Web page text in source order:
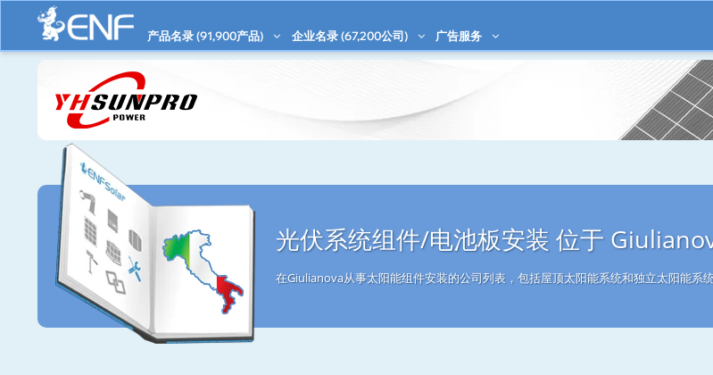
产品名录 (91,900产品) 企业名录 (67,200公司) 广告服务
光伏系统组件/电池板安装 位于
在Giulianova从事太阳能组件安装的公司列表，包括屋顶太阳能系统和独立太阳能系